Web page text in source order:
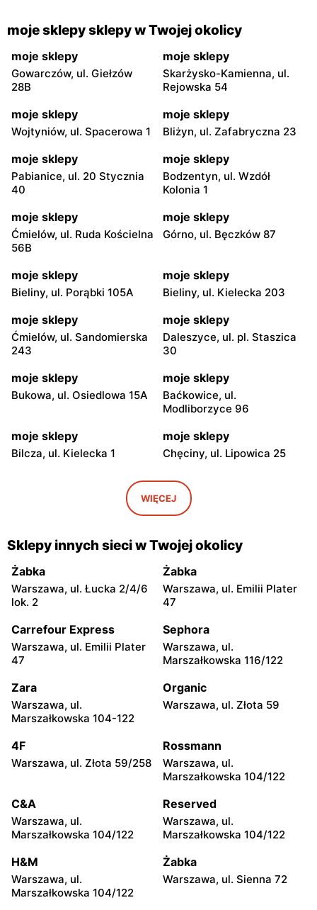
moje sklepy sklepy w Twojej okolicy
moje sklepy
Gowarczów, ul. Giełzów
28B
moje sklepy
Skarżysko-Kamienna, ul.
Rejowska 54
moje sklepy
Wojtyniów, ul. Spacerowa 1
moje sklepy
Bliżyn, ul. Zafabryczna 23
moje sklepy
Pabianice, ul. 20 Stycznia
40
moje sklepy
Bodzentyn, ul. Wzdół
Kolonia 1
moje sklepy
Ćmielów, ul. Ruda Kościelna
56B
moje sklepy
Górno, ul. Bęczków 87
moje sklepy
Bieliny, ul. Porąbki 105A
moje sklepy
Bieliny, ul. Kielecka 203
moje sklepy
Ćmielów, ul. Sandomierska
243
moje sklepy
Daleszyce, ul. pl. Staszica
30
moje sklepy
Bukowa, ul. Osiedlowa 15A
moje sklepy
Baćkowice, ul.
Modliborzyce 96
moje sklepy
Bilcza, ul. Kielecka 1
moje sklepy
Chęciny, ul. Lipowica 25
Iwaniska, ul. Ujazdowska 5
moje sklepy
Bogoria, ul. Rynek 30
Gorzyce, ul. Szkolna 44 Grębów, ul. Wydrza 180
moje sklepy
Jadachy, ul. Jadachy 111
moje sklepy
Jeżowe, ul. Zalesie 77
Kazimierza Wielka, ul.
Kolejowa 15
Kamień, ul. Błonie 23
Górki, ul. Górki 71
Gumniska, ul. Gumniska
157C
Iwierzyce, ul. Iwierzyce
152A
Tczew, ul. Franciszka Żwirki
61
Hyżne, ul. Hyżne 100 Jarosław, ul. Pełkińska 147
moje sklepy moje sklepy
WIĘCEJ
Sklepy innych sieci w Twojej okolicy
Żabka
Warszawa, ul. Łucka 2/4/6
lok. 2
Żabka
Warszawa, ul. Emilii Plater
47
Carrefour Express
Warszawa, ul. Emilii Plater
47
Sephora
Warszawa, ul.
Marszałkowska 116/122
Zara
Warszawa, ul.
Marszałkowska 104-122
Organic
Warszawa, ul. Złota 59
4F
Warszawa, ul. Złota 59/258
Rossmann
Warszawa, ul.
Marszałkowska 104/122
C&A
Warszawa, ul.
Marszałkowska 104/122
Reserved
Warszawa, ul.
Marszałkowska 104/122
H&M
Warszawa, ul.
Marszałkowska 104/122
Żabka
Warszawa, ul. Sienna 72